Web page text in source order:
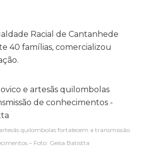
Racial de Cantanhede
40 famílias, comercializou
quilombolas fortalecem a transmissão
– Foto: Geísa Batistta